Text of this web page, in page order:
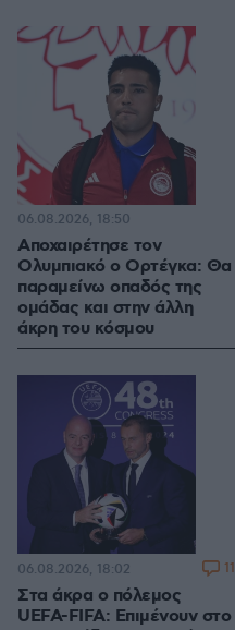
Αποχαιρέτησε τον
Ολυμπιακό ο Ορτέγκα: Θα
παραμείνω οπαδός της
ομάδας και στην άλλη
άκρη του κόσμου
06.08.2026, 18:50
Στα άκρα ο πόλεμος
UEFA-FIFA: Επιμένουν στο
06.08.2026, 18:02 11